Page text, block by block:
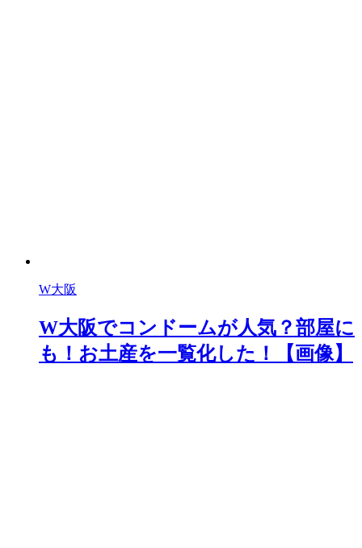
W大阪
W大阪でコンドームが人気？部屋に
も！お土産を一覧化した！【画像】